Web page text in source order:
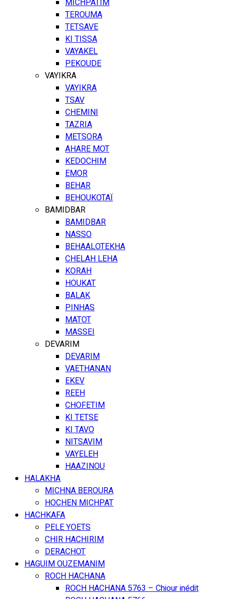
MICHPATIM
TEROUMA
TETSAVE
KI TISSA
VAYAKEL
PEKOUDE
VAYIKRA
VAYIKRA
TSAV
CHEMINI
TAZRIA
METSORA
AHARE MOT
KEDOCHIM
EMOR
BEHAR
BEHOUKOTAÏ
BAMIDBAR
BAMIDBAR
NASSO
BEHAALOTEKHA
CHELAH LEHA
KORAH
HOUKAT
BALAK
PINHAS
MATOT
MASSEI
DEVARIM
DEVARIM
VAETHANAN
EKEV
REEH
CHOFETIM
KI TETSE
KI TAVO
NITSAVIM
VAYELEH
HAAZINOU
HALAKHA
MICHNA BEROURA
HOCHEN MICHPAT
HACHKAFA
PELE YOETS
CHIR HACHIRIM
DERACHOT
HAGUIM OUZEMANIM
ROCH HACHANA
ROCH HACHANA 5763 – Chiour inédit